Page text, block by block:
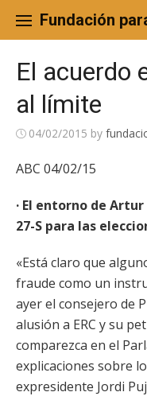
content
Fundación
El acuerdo
al límite
04/02/2015 by
ABC 04/02/15
· El entorno de
27-S para las
«Está claro que
fraude como un
ayer el consejero de
alusión a ERC y su
comparezca en el
explicaciones sobre
expresidente Jordi